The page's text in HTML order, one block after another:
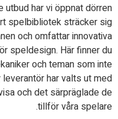
har vi öppnat dörren
spelbibliotek sträcker sig
och omfattar innovativa
speldesign. Här finner du
och teman som inte
har valts ut med
och det särpräglade de
tillför våra spelare.